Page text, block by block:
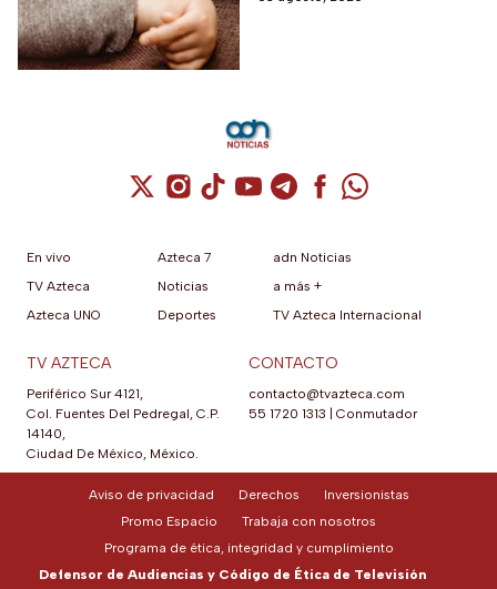
Cuenta de X / Twitter (se abre en una
Cuenta de Instagram (se abre en una
Cuenta de TikTok (se abre en
Cuenta de YouTube (se abre
Cuenta de Telegram (se
Cuenta de
Cuenta de
En vivo
TV Azteca
Azteca UNO
Azteca 7
Noticias
Deportes
adn Noticias
a más +
TV Azteca Internacional
TV AZTECA
Periférico Sur 4121,
Col. Fuentes Del Pedregal, C.P.
14140,
Ciudad De México, México.
CONTACTO
contacto@tvazteca.com
55 1720 1313
Conmutador
Aviso de privacidad Derechos
Inversionistas
Promo Espacio
Trabaja con nosotros
Programa de ética, integridad y cumplimiento
Defensor de Audiencias y Código de Ética de Televisión